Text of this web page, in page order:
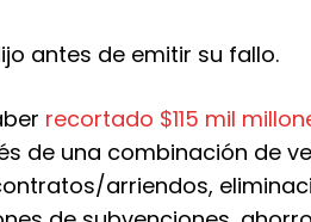
antes de emitir su fallo.
recortado $115 mil
de una combinación de
arriendos,